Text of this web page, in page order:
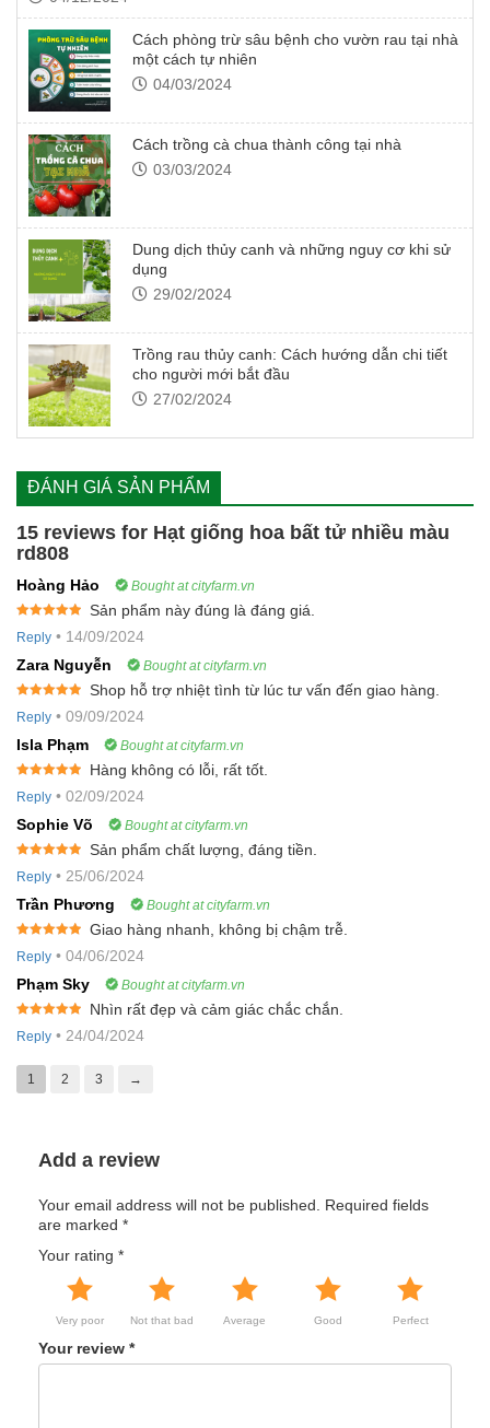
Cách phòng trừ sâu bệnh cho vườn rau tại nhà
một cách tự nhiên
04/03/2024
Cách trồng cà chua thành công tại nhà
03/03/2024
Dung dịch thủy canh và những nguy cơ khi sử
dụng
29/02/2024
Trồng rau thủy canh: Cách hướng dẫn chi tiết
cho người mới bắt đầu
27/02/2024
ĐÁNH GIÁ SẢN PHẨM
15 reviews for Hạt giống hoa bất tử nhiều màu
rd808
Hoàng Hảo Bought at cityfarm.vn
of 5
Sản phẩm này đúng là đáng giá.
Reply • 14/09/2024
Zara Nguyễn
Bought at cityfarm.vn
of 5
Shop hỗ trợ nhiệt tình từ lúc tư vấn đến giao hàng.
Reply • 09/09/2024
Isla Phạm
Bought at cityfarm.vn
of 5
Hàng không có lỗi, rất tốt.
Reply • 02/09/2024
Sophie Võ
Bought at cityfarm.vn
of 5
Sản phẩm chất lượng, đáng tiền.
Reply • 25/06/2024
Trần Phương
Bought at cityfarm.vn
of 5
Giao hàng nhanh, không bị chậm trễ.
Reply • 04/06/2024
Phạm Sky
Bought at cityfarm.vn
of 5
Nhìn rất đẹp và cảm giác chắc chắn.
Reply • 24/04/2024
1 2 3 →
Add a review
Your email address will not be published.
Required fields
are marked *
Your rating *
Very poor Not that bad Average Good Perfect
Your review *